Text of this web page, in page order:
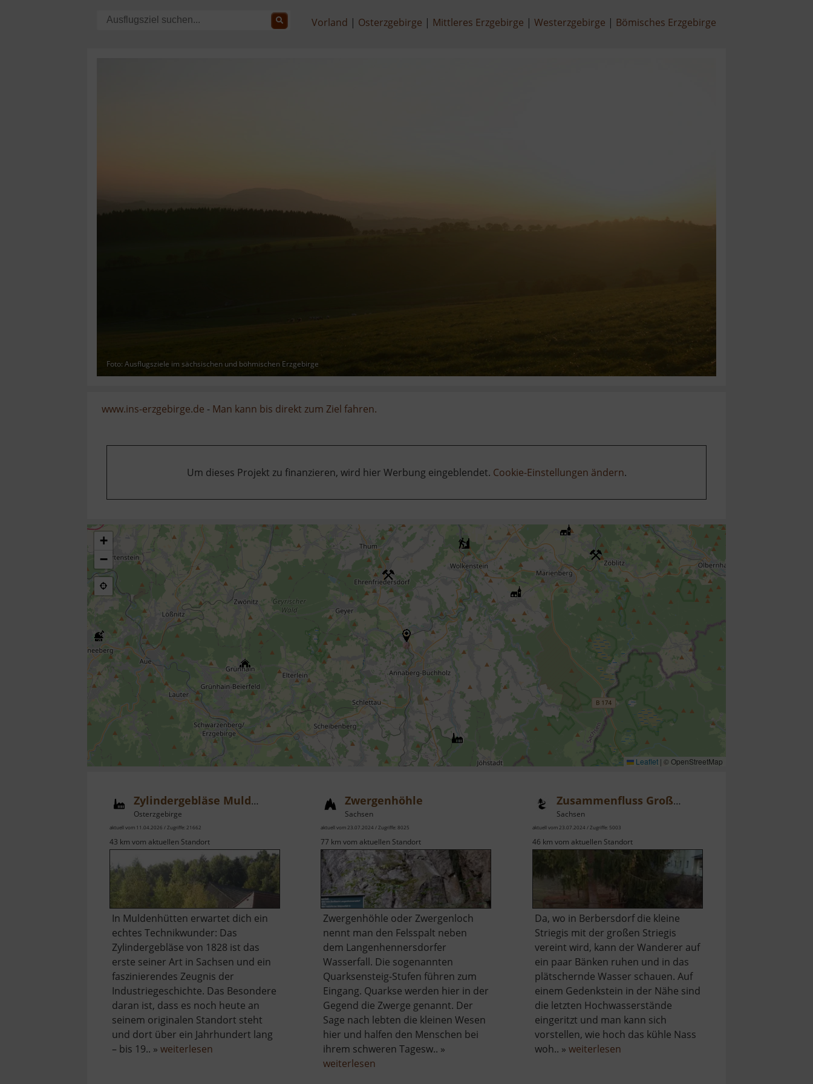
Vorland Osterzgebirge Mittleres Erzgebirge Westerzgebirge Bömisches Erzgebirge
Foto: Ausflugsziele im sächsischen und böhmischen Erzgebirge
www.ins-erzgebirge.de - Man kann bis direkt zum Ziel fahren.
Um dieses Projekt zu finanzieren, wird hier Werbung eingeblendet. Cookie-Einstellungen ändern.
+
−
Leaflet | © OpenStreetMap
Zylindergebläse Muldenhütten
Osterzgebirge
aktuell vom 11.04.2026 / Zugriffe: 21662
43 km vom aktuellen Standort
In Muldenhütten erwartet dich ein
echtes Technikwunder: Das
Zylindergebläse von 1828 ist das
erste seiner Art in Sachsen und ein
faszinierendes Zeugnis der
Industriegeschichte. Das Besondere
daran ist, dass es noch heute an
seinem originalen Standort steht
und dort über ein Jahrhundert lang
– bis 19.. » weiterlesen
Zwergenhöhle
Sachsen
aktuell vom 23.07.2024 / Zugriffe: 8025
77 km vom aktuellen Standort
Zwergenhöhle oder Zwergenloch
nennt man den Felsspalt neben
dem Langenhennersdorfer
Wasserfall. Die sogenannten
Quarksensteig-Stufen führen zum
Eingang. Quarkse werden hier in der
Gegend die Zwerge genannt. Der
Sage nach lebten die kleinen Wesen
hier und halfen den Menschen bei
ihrem schweren Tagesw.. »
weiterlesen
Zusammenfluss Große und Kleine Striegis
Sachsen
aktuell vom 23.07.2024 / Zugriffe: 5003
46 km vom aktuellen Standort
Da, wo in Berbersdorf die kleine
Striegis mit der großen Striegis
vereint wird, kann der Wanderer auf
ein paar Bänken ruhen und in das
plätschernde Wasser schauen. Auf
einem Gedenkstein in der Nähe sind
die letzten Hochwasserstände
eingeritzt und man kann sich
vorstellen, wie hoch das kühle Nass
woh.. » weiterlesenüber